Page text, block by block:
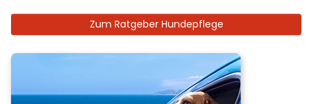
Zum Ratgeber Hundepflege